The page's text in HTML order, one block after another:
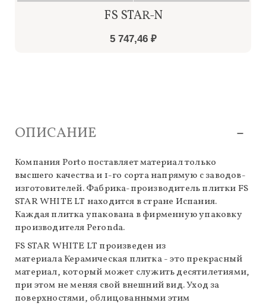
FS STAR-N
5 747,46 ₽
ОПИСАНИЕ
Компания Porto поставляет материал только
высшего качества и 1-го сорта напрямую с заводов-
изготовителей. Фабрика-производитель плитки FS
STAR WHITE LT находится в стране Испания.
Каждая плитка упакована в фирменную упаковку
производителя Peronda.
FS STAR WHITE LT произведен из
материала Керамическая плитка - это прекрасный
материал, который может служить десятилетиями,
при этом не меняя свой внешний вид. Уход за
поверхностями, облицованными этим